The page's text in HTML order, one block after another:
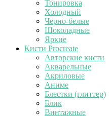
Тонировка
Холодный
Черно-белые
Шоколадные
Яркие
Кисти Procreate
Авторские кисти
Акварельные
Акриловые
Аниме
Блестки (глиттер)
Блик
Винтажные